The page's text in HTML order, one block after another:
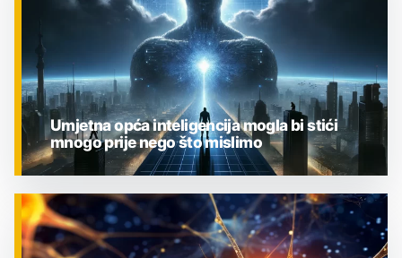
ZNANOST
Umjetna opća inteligencija mogla bi stići
mnogo prije nego što mislimo